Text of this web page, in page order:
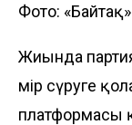
Фото:
Жиында
өмір сүруге
платформасы